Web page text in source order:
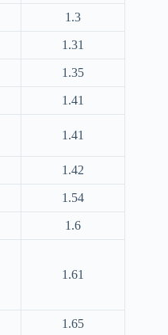
1.3
1.31
1.35
1.41
1.41
1.42
1.54
1.6
1.61
1.65